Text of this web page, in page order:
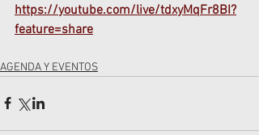
https://youtube.com/live/tdxyMqFr8BI?
feature=share
AGENDA Y EVENTOS